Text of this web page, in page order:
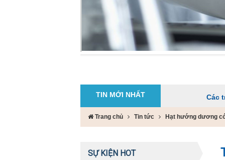
Các trường hợp
TIN MỚI NHẤT
Trang chủ Tin tức Hạt hướng dương
SỰ KIỆN HOT